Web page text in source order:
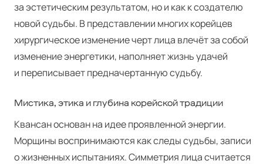
за эстетическим результатом, но и как к создателю
новой судьбы. В представлении многих корейцев
хирургическое изменение черт лица влечёт за собой
изменение энергетики, наполняет жизнь удачей
и переписывает предначертанную судьбу.
Мистика, этика и глубина корейской традиции
Квансан основан на идее проявленной энергии.
Морщины воспринимаются как следы судьбы, записи
о жизненных испытаниях. Симметрия лица считается